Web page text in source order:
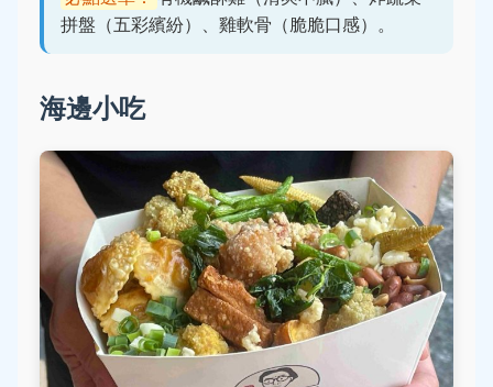
拼盤（五彩繽紛）、雞軟骨（脆脆口感）。
海邊小吃